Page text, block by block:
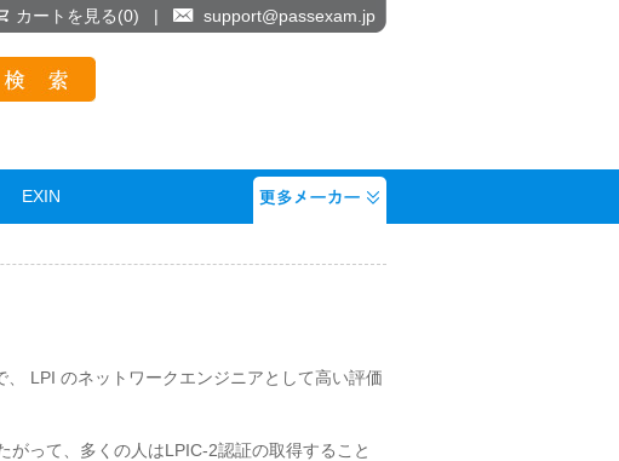
EXIN
LPI のネットワークエンジニアとして高い評価
って、多くの人はLPIC-2認証の取得すること
カートを見る(0) | support@passexam.jp